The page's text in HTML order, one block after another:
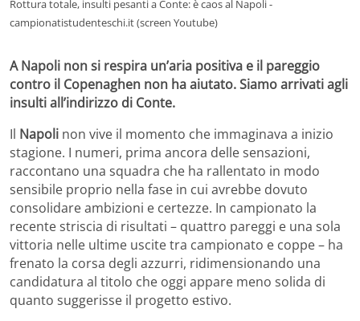
Rottura totale, insulti pesanti a Conte: è caos al Napoli -
campionatistudenteschi.it (screen Youtube)
A Napoli non si respira un’aria positiva e il pareggio
contro il Copenaghen non ha aiutato. Siamo arrivati agli
insulti all’indirizzo di Conte.
Il Napoli non vive il momento che immaginava a inizio
stagione. I numeri, prima ancora delle sensazioni,
raccontano una squadra che ha rallentato in modo
sensibile proprio nella fase in cui avrebbe dovuto
consolidare ambizioni e certezze. In campionato la
recente striscia di risultati – quattro pareggi e una sola
vittoria nelle ultime uscite tra campionato e coppe – ha
frenato la corsa degli azzurri, ridimensionando una
candidatura al titolo che oggi appare meno solida di
quanto suggerisse il progetto estivo.